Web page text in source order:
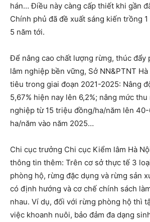
hán… Điều này càng cấp thiết khi gần
Chính phủ đã đề xuất sáng kiến trồng
5 năm tới.
Để nâng cao chất lượng rừng, thúc đẩy
lâm nghiệp bền vững, Sở NN&PTNT
tiêu trong giai đoạn 2021-2025: Nâng
5,67% hiện nay lên 6,2%; nâng mức
nghiệp từ 15 triệu đồng/ha/năm lên
ha/năm vào năm 2025…
Chi cục trưởng Chi cục Kiểm lâm Hà
thông tin thêm: Trên cơ sở thực tế 3
phòng hộ, rừng đặc dụng và rừng sản
có định hướng và cơ chế chính sách
nhau. Ví dụ, đối với rừng phòng hộ thì
việc khoanh nuôi, bảo đảm đa dạng